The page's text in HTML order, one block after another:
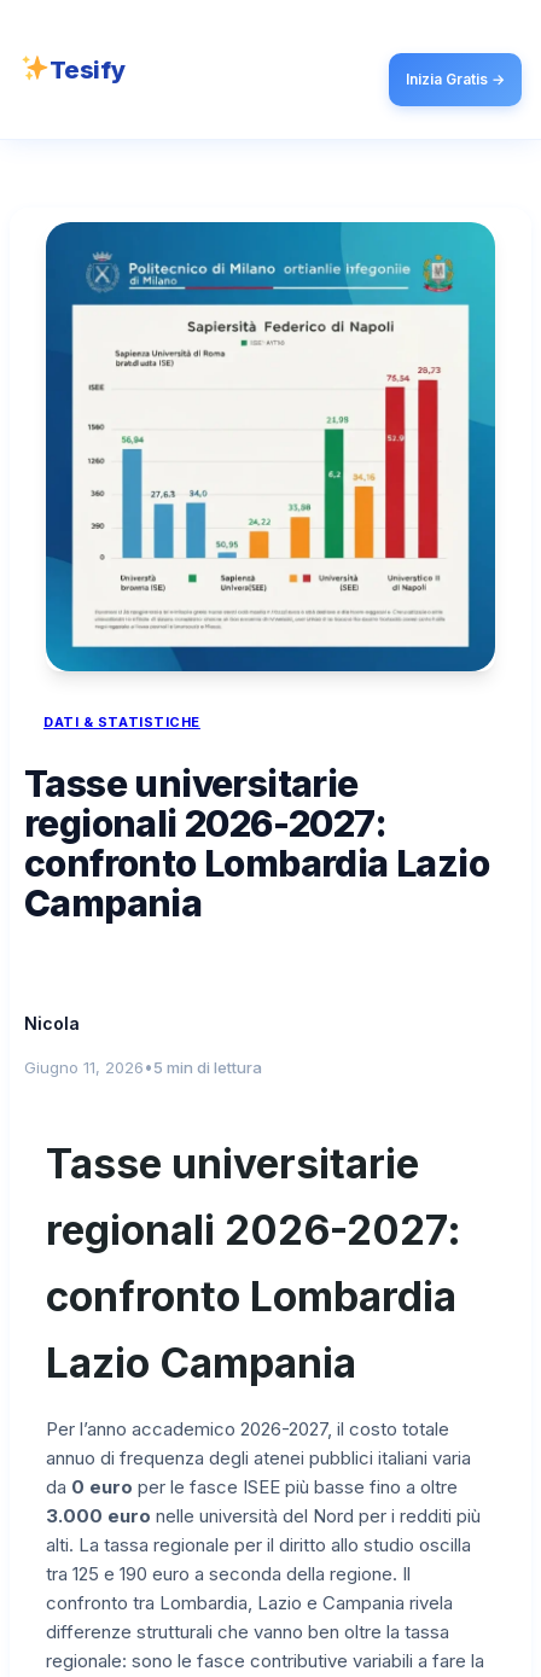
Tesify Inizia Gratis →
DATI & STATISTICHE
Tasse universitarie
regionali 2026-2027:
confronto Lombardia Lazio
Campania
Nicola
Giugno 11, 2026•5 min di lettura
Tasse universitarie
regionali 2026-2027:
confronto Lombardia
Lazio Campania
Per l’anno accademico 2026-2027, il costo totale
annuo di frequenza degli atenei pubblici italiani varia
da 0 euro per le fasce ISEE più basse fino a oltre
3.000 euro nelle università del Nord per i redditi più
alti. La tassa regionale per il diritto allo studio oscilla
tra 125 e 190 euro a seconda della regione. Il
confronto tra Lombardia, Lazio e Campania rivela
differenze strutturali che vanno ben oltre la tassa
regionale: sono le fasce contributive variabili a fare la